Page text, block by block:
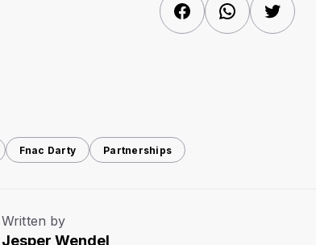
FacebookWhatsAppTwitter
Fnac Darty Partnerships
Written by
Jesper Wendel